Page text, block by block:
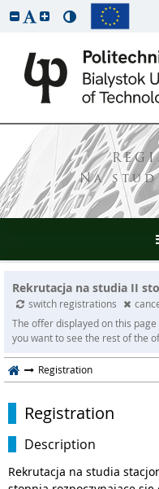
Na
Rekrutacja na studia II
switch registrations
The offer displayed on this
you want to see the rest of the
Registration
Registration
Description
Rekrutacja na studia